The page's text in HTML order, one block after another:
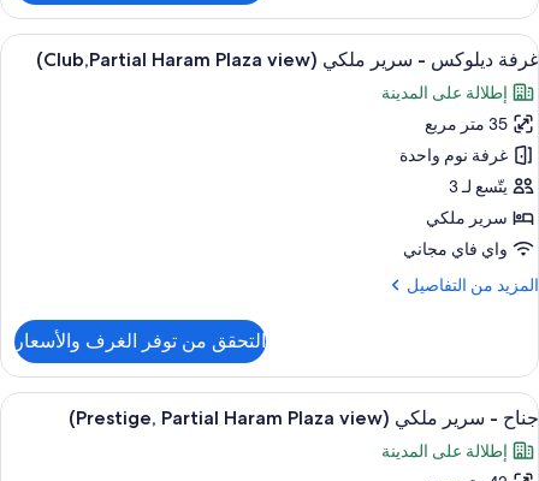
غرفة
ديلوكس
-
سرير
ملكي
استعراض
جميع
صور
غرفة
ديلوكس
-
سرير
ملكي
(Club,Partial
Haram
أغطية فراش متميزة وعناصر مجانية
9
غرفة ديلوكس - سرير ملكي (Club,Partial Haram Plaza view)
إطلالة على المدينة
35 متر مربع
غرفة نوم واحدة
يتّسع لـ 3
سرير ملكي
واي فاي مجاني
المزيد من التفاصيل
المزيد
غرفة
ديلوكس
-
سرير
ملكي
التحقق من توفر الغرف والأسعار
استعراض
جميع
صور
أغطية فراش متميزة وعناصر مجانية
12
جناح - سرير ملكي (Prestige, Partial Haram Plaza view)
إطلالة على المدينة